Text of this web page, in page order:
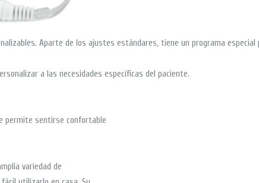
Aparte de los ajustes estándares, tiene un programa
a las necesidades específicas del paciente.
permite sentirse confortable
variedad de